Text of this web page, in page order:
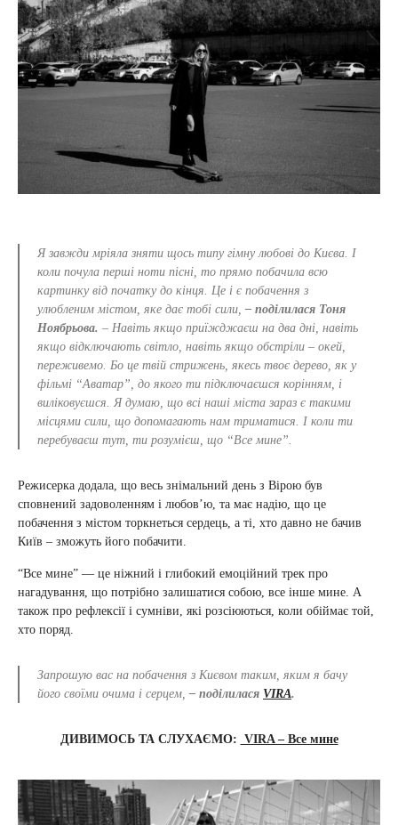
Я завжди мріяла зняти щось типу гімну любові до Києва. І
коли почула перші ноти пісні, то прямо побачила всю
картинку від початку до кінця. Це і є побачення з
улюбленим містом, яке дає тобі сили,– поділилася Тоня
Ноябрьова. – Навіть якщо приїжджаєш на два дні, навіть
якщо відключають світло, навіть якщо обстріли – окей,
переживемо. Бо це твій стрижень, якесь твоє дерево, як у
фільмі “Аватар”, до якого ти підключаєшся корінням, і
виліковуєшся. Я думаю, що всі наші міста зараз є такими
місцями сили, що допомагають нам триматися. І коли ти
перебуваєш тут, ти розумієш, що “Все мине”.
Режисерка додала, що весь знімальний день з Вірою був
сповнений задоволенням і любов’ю, та має надію, що це
побачення з містом торкнеться сердець, а ті, хто давно не бачив
Київ – зможуть його побачити.
“Все мине” — це ніжний і глибокий емоційний трек про
нагадування, що потрібно залишатися собою, все інше мине. А
також про рефлексії і сумніви, які розсіюються, коли обіймає той,
хто поряд.
Запрошую вас на побачення з Києвом таким, яким я бачу
його своїми очима і серцем,– поділилася VIRA.
ДИВИМОСЬ ТА СЛУХАЄМО: VIRA – Все мине